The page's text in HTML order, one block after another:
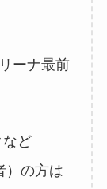
ーナ最前
など
）の方は